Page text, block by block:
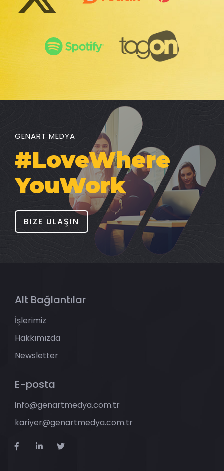
GENART MEDYA
#LoveWhere
YouWork
BIZE ULAŞIN
Alt Bağlantılar
İşlerimiz
Hakkımızda
Newsletter
E-posta
info@genartmedya.com.tr
kariyer@genartmedya.com.tr